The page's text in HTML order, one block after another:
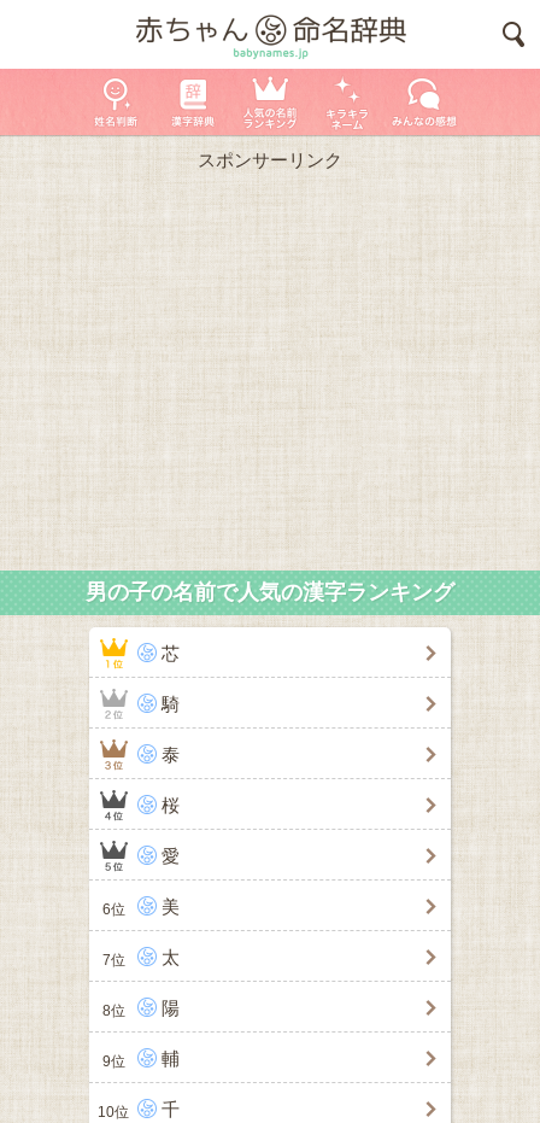
スポンサーリンク
男の子の名前で人気の漢字ランキング
芯
騎
泰
桜
愛
6位 美
7位 太
8位 陽
9位 輔
10位 千